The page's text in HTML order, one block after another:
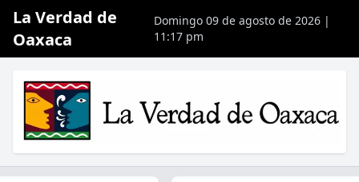
La Verdad de
Oaxaca
Domingo 09 de agosto de 2026 |
11:17 pm